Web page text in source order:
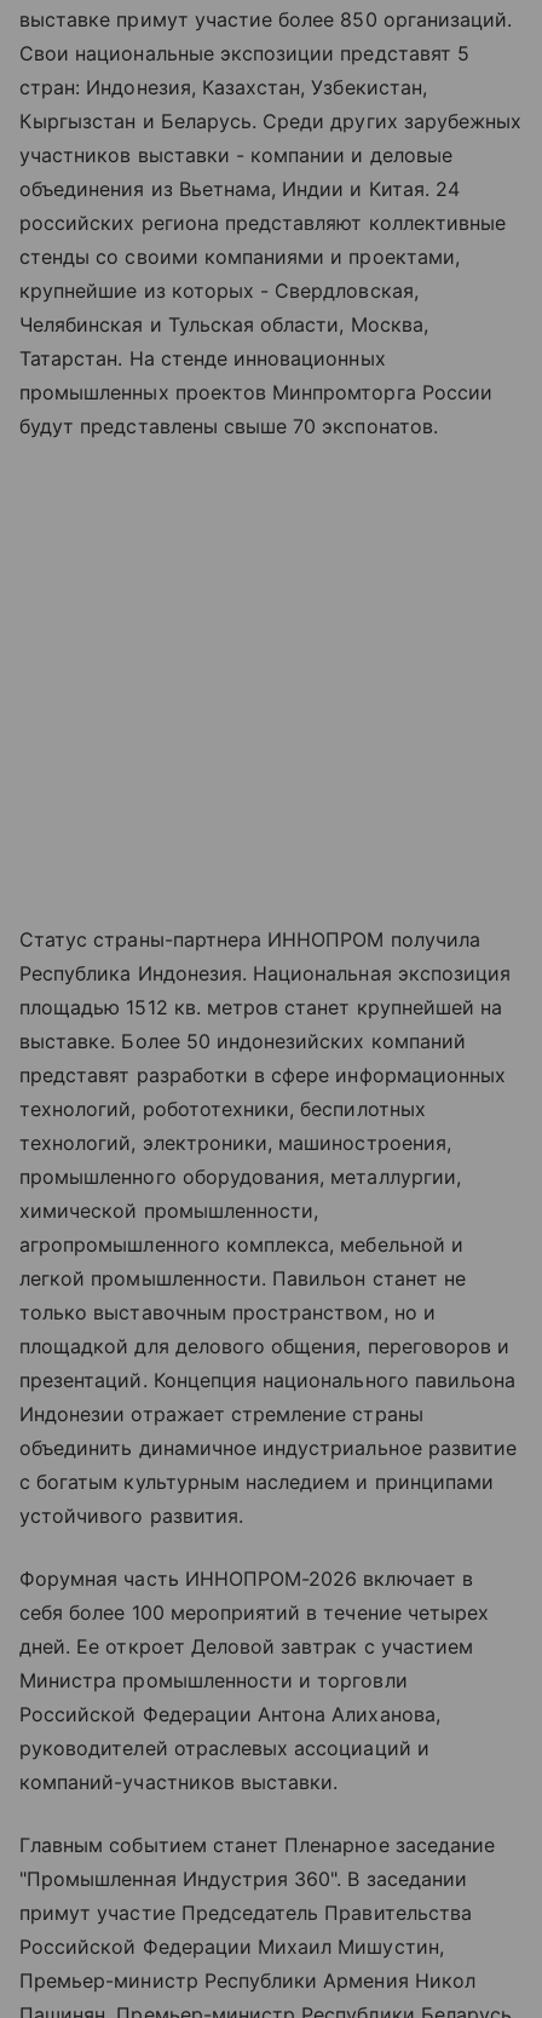
выставке примут участие более 850 организаций.
Свои национальные экспозиции представят 5
стран: Индонезия, Казахстан, Узбекистан,
Кыргызстан и Беларусь. Среди других зарубежных
участников выставки - компании и деловые
объединения из Вьетнама, Индии и Китая. 24
российских региона представляют коллективные
стенды со своими компаниями и проектами,
крупнейшие из которых - Свердловская,
Челябинская и Тульская области, Москва,
Татарстан. На стенде инновационных
промышленных проектов Минпромторга России
будут представлены свыше 70 экспонатов.
Статус страны-партнера ИННОПРОМ получила
Республика Индонезия. Национальная экспозиция
площадью 1512 кв. метров станет крупнейшей на
выставке. Более 50 индонезийских компаний
представят разработки в сфере информационных
технологий, робототехники, беспилотных
технологий, электроники, машиностроения,
промышленного оборудования, металлургии,
химической промышленности,
агропромышленного комплекса, мебельной и
легкой промышленности. Павильон станет не
только выставочным пространством, но и
площадкой для делового общения, переговоров и
презентаций. Концепция национального павильона
Индонезии отражает стремление страны
объединить динамичное индустриальное развитие
с богатым культурным наследием и принципами
устойчивого развития.
Форумная часть ИННОПРОМ-2026 включает в
себя более 100 мероприятий в течение четырех
дней. Ее откроет Деловой завтрак с участием
Министра промышленности и торговли
Российской Федерации Антона Алиханова,
руководителей отраслевых ассоциаций и
компаний-участников выставки.
Главным событием станет Пленарное заседание
"Промышленная Индустрия 360". В заседании
примут участие Председатель Правительства
Российской Федерации Михаил Мишустин,
Премьер-министр Республики Армения Никол